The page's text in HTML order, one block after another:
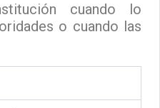
cuando lo
o cuando las